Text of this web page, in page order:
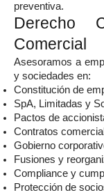
preventiva.
Derecho
Comercial
Asesoramos a
y sociedades en:
Constitución de
SpA, Limitadas y
Pactos de
Contratos
Gobierno
Fusiones y
Compliance y
Protección de